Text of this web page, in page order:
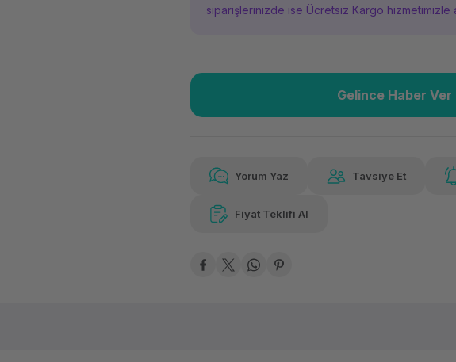
siparişlerinizde ise Ücretsiz Kargo hizmetimizle
Güvenilir Alışveriş
Gelince Haber Ver
Yorum Yaz Tavsiye Et
Fiyat Teklifi Al